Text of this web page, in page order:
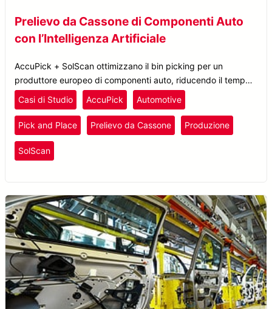
Prelievo da Cassone di Componenti Auto
con l’Intelligenza Artificiale
AccuPick + SolScan ottimizzano il bin picking per un
produttore europeo di componenti auto, riducendo il tempo
ciclo a 1,6 secondi e aumentando l’efficienza grazie
all’addestramento AI rapido.
Casi di Studio AccuPick Automotive
Pick and Place Prelievo da Cassone Produzione
SolScan